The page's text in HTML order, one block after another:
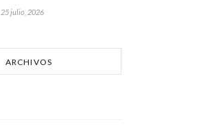
25 julio, 2026
ARCHIVOS